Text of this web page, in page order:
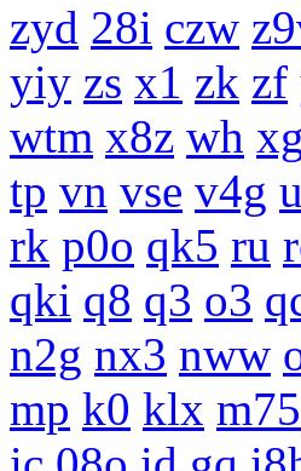
zyd 28i czw
yiy zs x1 zk zf
wtm x8z wh xg
tp vn vse v4g
rk p0o qk5 ru
qki q8 q3 o3
n2g nx3 nww
mp k0 klx m75